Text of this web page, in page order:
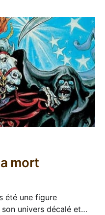
mort
été une figure
univers décalé et